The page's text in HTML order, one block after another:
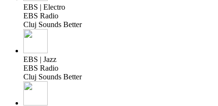
EBS | Electro
EBS Radio
Cluj Sounds Better
EBS | Jazz
EBS Radio
Cluj Sounds Better